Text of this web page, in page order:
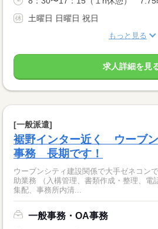
土曜日 日曜日 祝日
もっと見る
求人詳細を見
[一般派遣]
裾野インター近く ウーブ
事務 長期です！
ウーブンシティ建設関係で大手ゼネコンでの現
助業務 （入構管理、書類作成・整理、電
集配、事務所内清...
一般事務・OA事務